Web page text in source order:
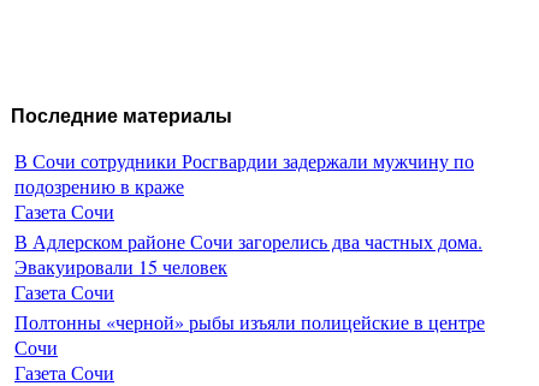
Последние материалы
В Сочи сотрудники Росгвардии задержали мужчину по
подозрению в краже
Газета Сочи
В Адлерском районе Сочи загорелись два частных дома.
Эвакуировали 15 человек
Газета Сочи
Полтонны «черной» рыбы изъяли полицейские в центре
Сочи
Газета Сочи